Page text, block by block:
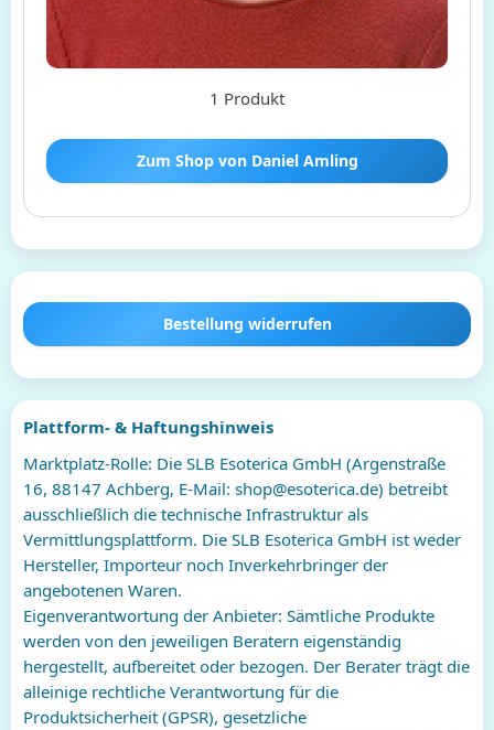
1 Produkt
Zum Shop von Daniel Amling
Bestellung widerrufen
Plattform- & Haftungshinweis
Marktplatz-Rolle: Die SLB Esoterica GmbH (Argenstraße
16, 88147 Achberg, E-Mail: shop@esoterica.de) betreibt
ausschließlich die technische Infrastruktur als
Vermittlungsplattform. Die SLB Esoterica GmbH ist weder
Hersteller, Importeur noch Inverkehrbringer der
angebotenen Waren.
Eigenverantwortung der Anbieter: Sämtliche Produkte
werden von den jeweiligen Beratern eigenständig
hergestellt, aufbereitet oder bezogen. Der Berater trägt die
alleinige rechtliche Verantwortung für die
Produktsicherheit (GPSR), gesetzliche